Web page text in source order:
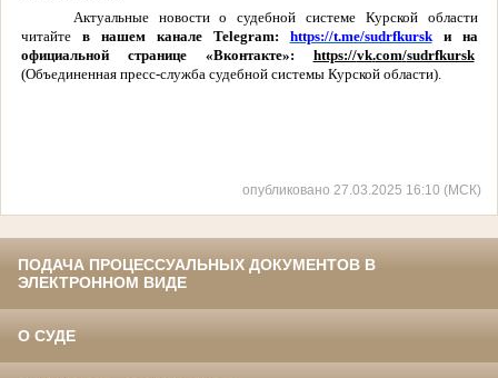
Актуальные новости о судебной системе Курской области
читайтев нашем канале Telegram: https://t.me/sudrfkurskи на
официальной странице «Вконтакте»: https://vk.com/sudrfkursk
(Объединенная пресс-служба судебной системы Курской области).
опубликовано 27.03.2025 16:10 (МСК)
ПОДАЧА ПРОЦЕССУАЛЬНЫХ ДОКУМЕНТОВ В
ЭЛЕКТРОННОМ ВИДЕ
О СУДЕ